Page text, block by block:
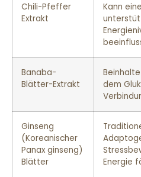
Chili-Pfeffer
Extrakt
Kann
Banaba-
Blätter-Extrakt
dem
Ginseng
(Koreanischer
Panax ginseng)
Blätter
Energie